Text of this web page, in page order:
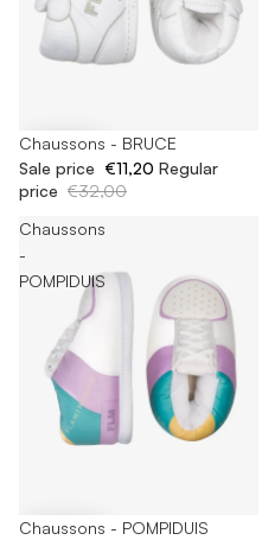
-65%
Chaussons - BRUCE
Sale price €11,20 Regular
price €32,00
Chaussons
-
POMPIDUIS
-65%
Chaussons - POMPIDUIS